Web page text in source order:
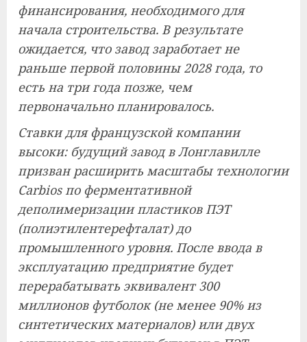
финансирования, необходимого для
начала строительства. В результате
ожидается, что завод заработает не
раньше первой половины 2028 года, то
есть на три года позже, чем
первоначально планировалось.
Ставки для французской компании
высоки: будущий завод в Лонглавилле
призван расширить масштабы технологии
Carbios по ферментативной
деполимеризации пластиков ПЭТ
(полиэтилентерефталат) до
промышленного уровня. После ввода в
эксплуатацию предприятие будет
перерабатывать эквивалент 300
миллионов футболок (не менее 90% из
синтетических материалов) или двух